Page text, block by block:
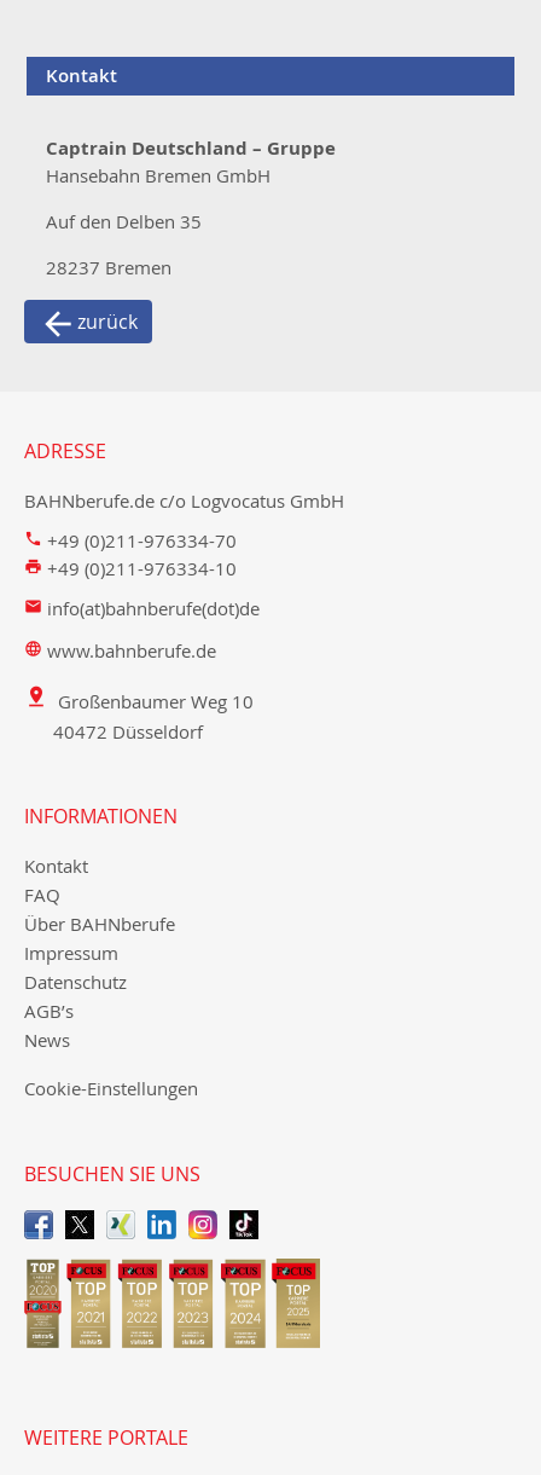
Kontakt
Captrain Deutschland – Gruppe
Hansebahn Bremen GmbH
Auf den Delben 35
28237 Bremen
zurück
ADRESSE
BAHNberufe.de c/o Logvocatus GmbH
+49 (0)211-976334-70
+49 (0)211-976334-10
info(at)bahnberufe(dot)de
www.bahnberufe.de
Großenbaumer Weg 10
40472 Düsseldorf
INFORMATIONEN
Kontakt
FAQ
Über BAHNberufe
Impressum
Datenschutz
AGB’s
News
Cookie-Einstellungen
BESUCHEN SIE UNS
WEITERE PORTALE